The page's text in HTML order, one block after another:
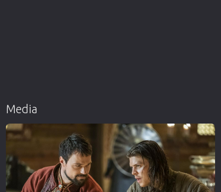
Media